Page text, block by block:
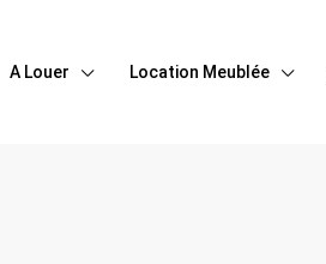
A Louer Location Meublée